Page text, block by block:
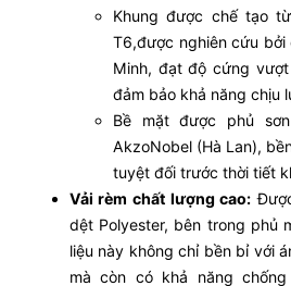
Khung được chế tạo
T6,được nghiên cứu
Minh, đạt độ cứng
đảm bảo khả năng chịu
Bề mặt được phủ
AkzoNobel (Hà Lan),
tuyệt đối trước thời tiết
Vải rèm chất lượng cao:
dệt Polyester, bên trong phủ
liệu này không chỉ bền bỉ với
mà còn có khả năng